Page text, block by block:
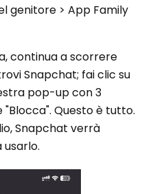
genitore > App Family
continua a scorrere
Snapchat; fai clic su
pop-up con 3
"Blocca". Questo è tutto.
Snapchat verrà